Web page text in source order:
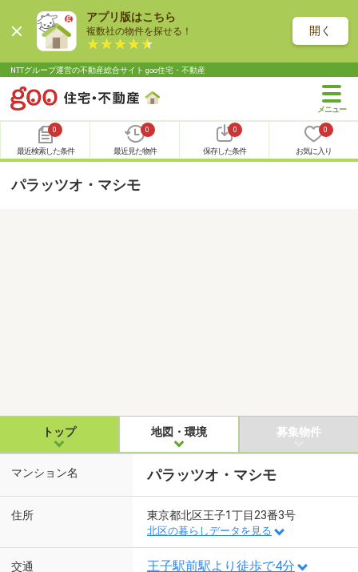
アプリ版はこちら
複数社の物件を探せる！ 開く
NTTグループ運営の不動産総合サイト goo住宅・不動産
0
最近検索した条件
0
最近見た物件
0
保存した条件
0
お気に入り
パラッツオ・マシモ
トップ 地図・環境 募集物件
マンション名 パラッツオ・マシモ
住所 東京都北区王子1丁目23番3号
北区の暮らしデータを見る
交通 王子駅前駅より徒歩で4分